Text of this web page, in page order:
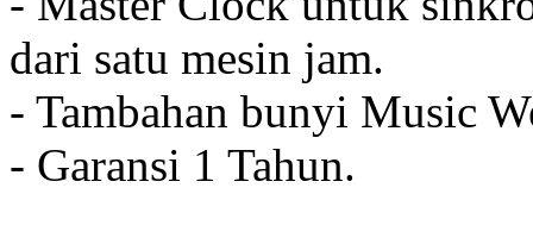
dari satu mesin jam.
- Tambahan bunyi Music
- Garansi 1 Tahun.